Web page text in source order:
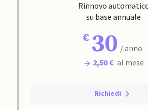
Rinnovo
su base annuale
30 / anno
2,50 € al mese
Richiedi